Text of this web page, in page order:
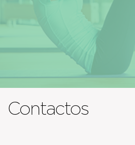
Contactos